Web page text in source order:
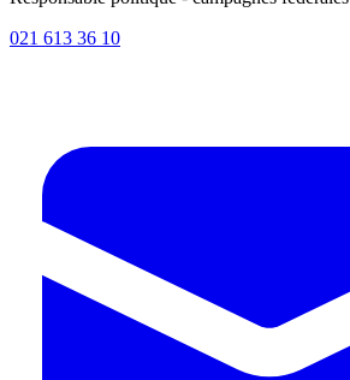
021 613 36 10